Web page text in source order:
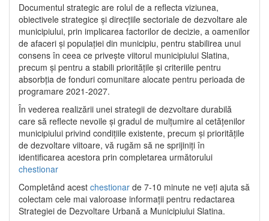
Documentul strategic are rolul de a reflecta viziunea,
obiectivele strategice și direcțiile sectoriale de dezvoltare ale
municipiului, prin implicarea factorilor de decizie, a oamenilor
de afaceri și populației din municipiu, pentru stabilirea unui
consens în ceea ce privește viitorul municipiului Slatina,
precum și pentru a stabili prioritățile și criteriile pentru
absorbția de fonduri comunitare alocate pentru perioada de
programare 2021-2027.
În vederea realizării unei strategii de dezvoltare durabilă
care să reflecte nevoile și gradul de mulțumire al cetățenilor
municipiului privind condițiile existente, precum și prioritățile
de dezvoltare viitoare, vă rugăm să ne sprijiniți în
identificarea acestora prin completarea următorului
chestionar
Completând acest chestionar de 7-10 minute ne veți ajuta să
colectam cele mai valoroase informații pentru redactarea
Strategiei de Dezvoltare Urbană a Municipiului Slatina.